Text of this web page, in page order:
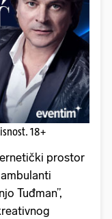
18+
prostor
Tuđman”,